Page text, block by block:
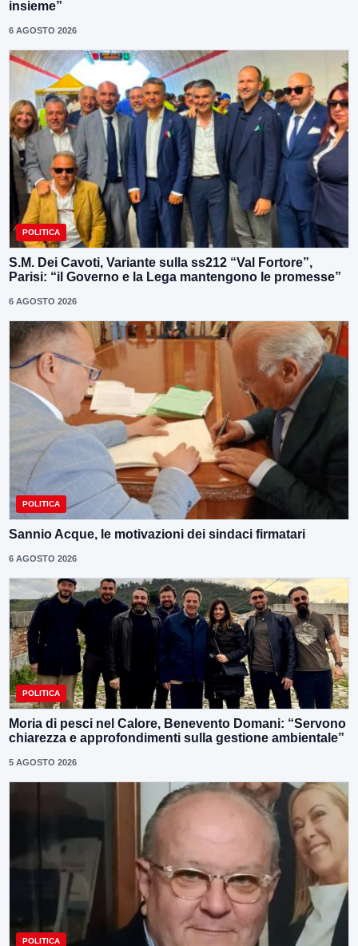
insieme”
6 AGOSTO 2026
POLITICA
S.M. Dei Cavoti, Variante sulla ss212 “Val Fortore”,
Parisi: “il Governo e la Lega mantengono le promesse”
6 AGOSTO 2026
POLITICA
Sannio Acque, le motivazioni dei sindaci firmatari
6 AGOSTO 2026
POLITICA
Moria di pesci nel Calore, Benevento Domani: “Servono
chiarezza e approfondimenti sulla gestione ambientale”
5 AGOSTO 2026
POLITICA